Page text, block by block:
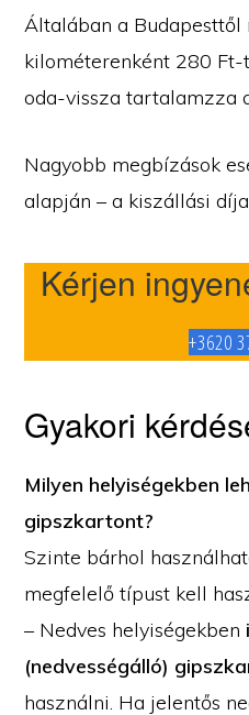
Általában a Budapesttől
kilométerenként 280 Ft-
oda-vissza tartalamzza
Nagyobb megbízások
alapján – a kiszállási
Kérjen
+3620
Gyakori
Milyen helyiségekben
gipszkartont?
Szinte bárhol
megfelelő típust kell
– Nedves helyiségekben
(nedvességálló)
használni. Ha jelentős